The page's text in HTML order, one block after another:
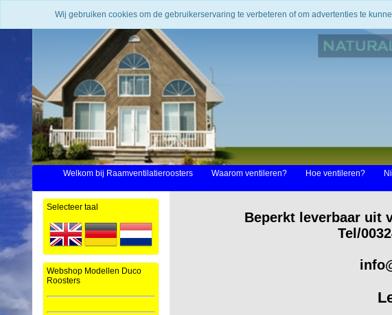
Welkom bij Raamventilatieroosters Waarom ventileren? Hoe ventileren?
Selecteer taal
Webshop Modellen Duco
Roosters
Beperkt leverbaar uit
Tel/
Wij gebruiken cookies om de gebruikerservaring te verbeteren of om advertenties te